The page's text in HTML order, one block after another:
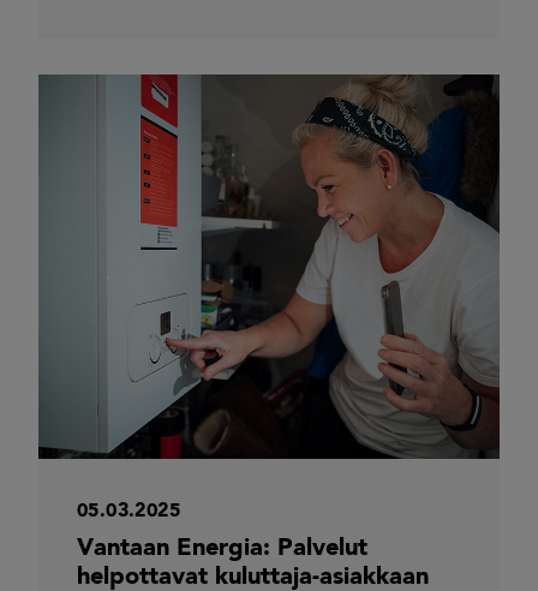
05.03.2025
Vantaan Energia: Palvelut
helpottavat kuluttaja-asiakkaan